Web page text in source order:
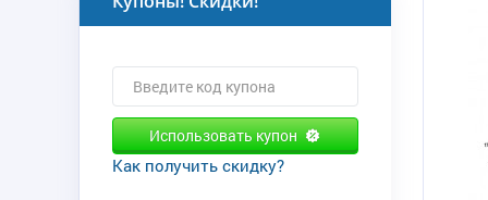
Использовать купон
Как получить скидку?